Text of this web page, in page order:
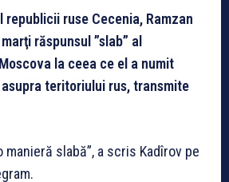
ruse Cecenia, Ramzan
răspunsul ”slab” al
la ceea ce el a numit
teritoriului rus, transmite
manieră slabă”, a scris Kadîrov pe